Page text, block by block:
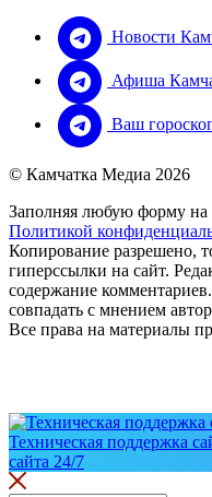
Новости
Афиша
Ваш
© Камчатка Медиа 2026
Заполняя любую форму на
Политикой
Копирование разрешено,
гиперссылки на сайт.
содержание
совпадать с мнением
Все права на материалы
Техническая поддержка
сайта 24/7